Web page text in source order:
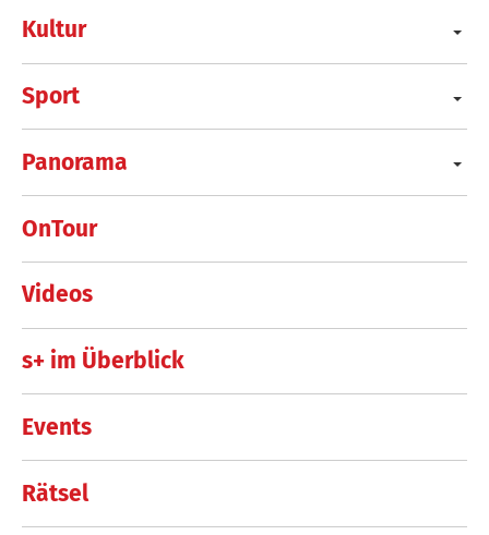
Kultur
Sport
Panorama
OnTour
Videos
s+ im Überblick
Events
Rätsel